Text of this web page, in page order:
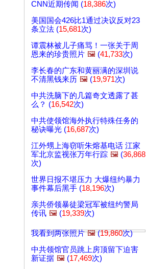
CNN近期传闻 (18,386次)
美国国会426比1通过决议反对23
条立法 (15,681次)
谭震林被儿子痛骂！一张关于周
恩来的珍贵照片 🖼️ (41,733次)
李长春的广东和黄丽满的深圳说
不清黑钱来历 🖼️ (19,971次)
中共洗脑下的几篇奇文透露了甚
么？ (16,542次)
中共使领馆海外执行特殊任务的
秘诀曝光 (16,687次)
江外甥上海窃听朱熔基电话 江家
军北京监视张万年行踪 🖼️ (36,868
次)
世界日报不堪压力 大爆纽约暴力
事件幕后黑手 (18,196次)
亲共侨领暴徒梁冠军被纽约警局
传讯 🖼️ (19,339次)
我看到两张照片 🖼️(19,860次)
中共领馆官员跳上房顶留下迫害
新证据 🖼️ (17,469次)